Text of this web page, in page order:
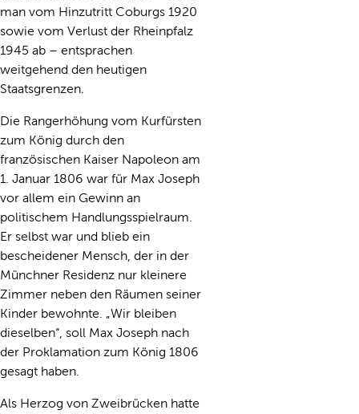
man vom Hinzutritt Coburgs 1920
sowie vom Verlust der Rheinpfalz
1945 ab – entsprachen
weitgehend den heutigen
Staatsgrenzen.
Die Rangerhöhung vom Kurfürsten
zum König durch den
französischen Kaiser Napoleon am
1. Januar 1806 war für Max Joseph
vor allem ein Gewinn an
politischem Handlungsspielraum.
Er selbst war und blieb ein
bescheidener Mensch, der in der
Münchner Residenz nur kleinere
Zimmer neben den Räumen seiner
Kinder bewohnte. „Wir bleiben
dieselben“, soll Max Joseph nach
der Proklamation zum König 1806
gesagt haben.
Als Herzog von Zweibrücken hatte